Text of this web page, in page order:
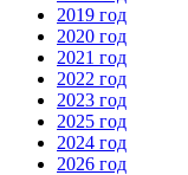
2019 год
2020 год
2021 год
2022 год
2023 год
2025 год
2024 год
2026 год